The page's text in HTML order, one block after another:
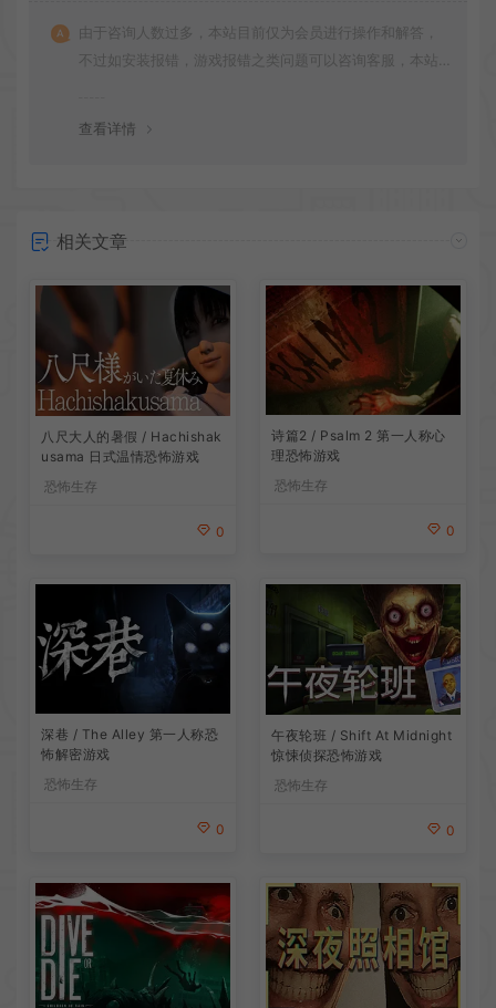
由于咨询人数过多，本站目前仅为会员进行操作和解答，
不过如安装报错，游戏报错之类问题可以咨询客服，本站
查看详情
相关文章
八尺大人的暑假 / Hachishak
usama 日式温情恐怖游戏
恐怖生存
0
诗篇2 / Psalm 2 第一人称心
理恐怖游戏
恐怖生存
0
深巷 / The Alley 第一人称恐
怖解密游戏
恐怖生存
0
午夜轮班 / Shift At Midnight
惊悚侦探恐怖游戏
恐怖生存
0